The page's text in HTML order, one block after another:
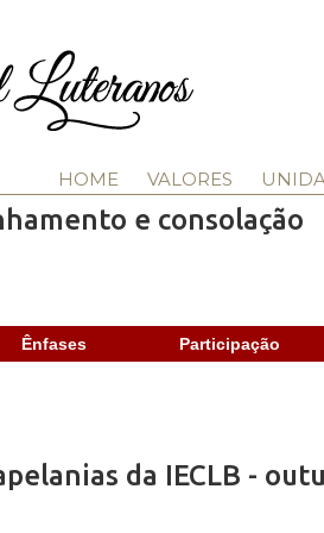
HOME VALORES
e consolação
Ênfases Participação
da IECLB -